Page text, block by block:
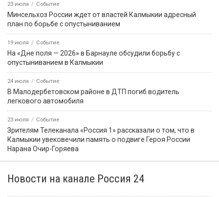
23 июля Событие
Минсельхоз России ждет от властей Калмыкии адресный
план по борьбе с опустыниванием
19 июля Событие
На «Дне поля — 2026» в Барнауле обсудили борьбу с
опустыниванием в Калмыкии
24 июля Событие
В Малодербетовском районе в ДТП погиб водитель
легкового автомобиля
23 июля Событие
Зрителям Телеканала «Россия 1» рассказали о том, что в
Калмыкии увековечили память о подвиге Героя России
Нарана Очир-Горяева
Новости на канале Россия 24